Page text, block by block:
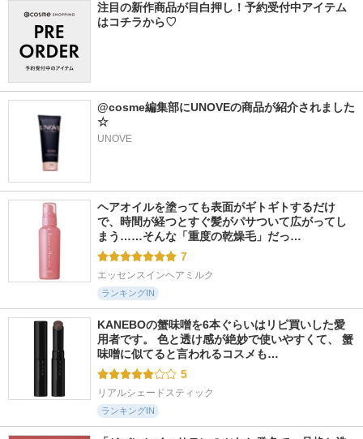
注目の新作商品が目白押し！予約受付中アイテム
はコチラから♡
@cosme編集部にUNOVEの商品が紹介されました
☆
UNOVE
ヘアオイルを塗っても表面がギトギトするだけ
で、時間が経つとすぐ髪がパサついて広がってし
まう……そんな「重度の乾燥毛」だっ…
7
エッセンスインヘアミルク
ランキングIN
KANEBOの蟹味噌を6本ぐらいはリピ買いした愛
用者です。 色と透け感が絶妙で使いやすくて、 蟹
味噌に似てると言われるコスメも…
5
リアルシェードスティック
ランキングIN